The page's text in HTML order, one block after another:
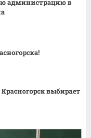
администрацию в
выбирает